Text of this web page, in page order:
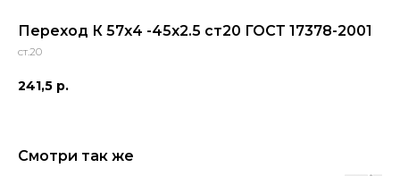
Переход К 57х4 -45х2.5 ст20 ГОСТ 17378-2001
ст.20
241,5 р.
Смотри так же